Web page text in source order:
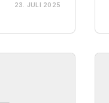
23. JULI 2025